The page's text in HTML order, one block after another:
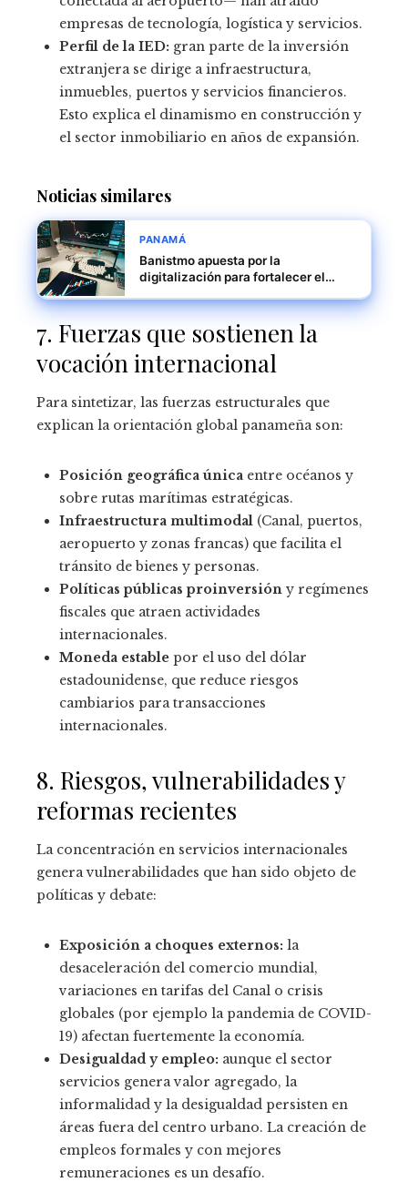
empresas de tecnología, logística y servicios.
Perfil de la IED: gran parte de la inversión
extranjera se dirige a infraestructura,
inmuebles, puertos y servicios financieros.
Esto explica el dinamismo en construcción y
el sector inmobiliario en años de expansión.
Noticias similares
PANAMÁ
Banistmo apuesta por la
digitalización para fortalecer el
7. Fuerzas que sostienen la
vocación internacional
Para sintetizar, las fuerzas estructurales que
explican la orientación global panameña son:
Posición geográfica única entre océanos y
sobre rutas marítimas estratégicas.
Infraestructura multimodal (Canal, puertos,
aeropuerto y zonas francas) que facilita el
tránsito de bienes y personas.
Políticas públicas proinversión y regímenes
fiscales que atraen actividades
internacionales.
Moneda estable por el uso del dólar
estadounidense, que reduce riesgos
cambiarios para transacciones
internacionales.
8. Riesgos, vulnerabilidades y
reformas recientes
La concentración en servicios internacionales
genera vulnerabilidades que han sido objeto de
políticas y debate:
Exposición a choques externos: la
desaceleración del comercio mundial,
variaciones en tarifas del Canal o crisis
globales (por ejemplo la pandemia de COVID-
19) afectan fuertemente la economía.
Desigualdad y empleo: aunque el sector
servicios genera valor agregado, la
informalidad y la desigualdad persisten en
áreas fuera del centro urbano. La creación de
empleos formales y con mejores
remuneraciones es un desafío.